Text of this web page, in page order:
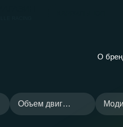
О
Объем двигателя